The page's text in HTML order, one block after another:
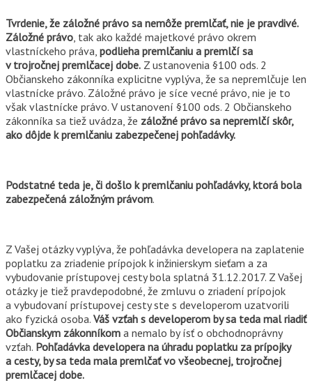
Tvrdenie, že záložné právo sa nemôže premlčať, nie je pravdivé.
Záložné právo, tak ako každé majetkové právo okrem
vlastníckeho práva, podlieha premlčaniu a premlčí sa
v trojročnej premlčacej dobe. Z ustanovenia §100 ods. 2
Občianskeho zákonníka explicitne vyplýva, že sa nepremlčuje len
vlastnícke právo. Záložné právo je síce vecné právo, nie je to
však vlastnícke právo. V ustanovení §100 ods. 2 Občianskeho
zákonníka sa tiež uvádza, že záložné právo sa nepremlčí skôr,
ako dôjde k premlčaniu zabezpečenej pohľadávky.
Podstatné teda je, či došlo k premlčaniu pohľadávky, ktorá bola
zabezpečená záložným právom.
Z Vašej otázky vyplýva, že pohľadávka developera na zaplatenie
poplatku za zriadenie prípojok k inžinierskym sieťam a za
vybudovanie prístupovej cesty bola splatná 31.12.2017. Z Vašej
otázky je tiež pravdepodobné, že zmluvu o zriadení prípojok
a vybudovaní prístupovej cesty ste s developerom uzatvorili
ako fyzická osoba. Váš vzťah s developerom by sa teda mal riadiť
Občianskym zákonníkom a nemalo by ísť o obchodnoprávny
vzťah. Pohľadávka developera na úhradu poplatku za prípojky
a cesty, by sa teda mala premlčať vo všeobecnej, trojročnej
premlčacej dobe.